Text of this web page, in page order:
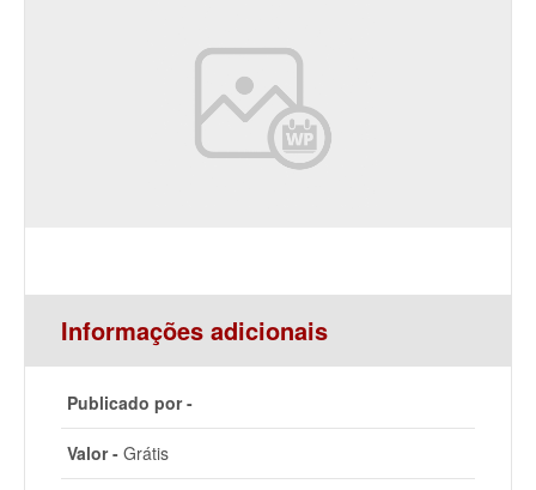
Informações adicionais
Publicado por -
Valor - Grátis